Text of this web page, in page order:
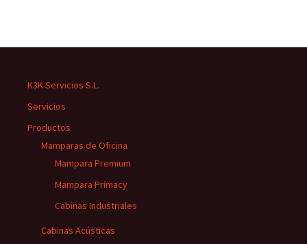
K3K Servicios S.L.
Servicios
Productos
Mamparas de Oficina
Mampara Premium
Mampara Primacy
Cabinas Industriales
Cabinas Acústicas